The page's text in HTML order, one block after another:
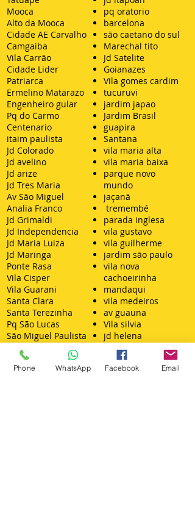
Mooca
Alto da Mooca
Cidade AE Carvalho
Camgaiba
Vila Carrão
Cidade Lider
Patriarca
Ermelino Matarazo
Engenheiro gular
Pq do Carmo
Centenario
itaim paulista
Jd Colorado
Jd avelino
Jd arize
Jd Tres Maria
Av São Miguel
Analia Franco
Jd Grimaldi
Jd Independencia
Jd Maria Luiza
Jd Maringa
Ponte Rasa
Vila Cisper
Vila Guarani
Santa Clara
Santa Terezinha
Pq São Lucas
São Miguel Paulista
Casa Verde
vila augusta
cursino
pq oratorio
barcelona
são caetano do sul
Marechal tito
Jd Satelite
Goianazes
Vila gomes cardim
tucuruvi
jardim japao
Jardim Brasil
guapira
Santana
vila maria alta
vila maria baixa
parque novo
mundo
jaçanã
tremembé
parada inglesa
vila gustavo
vila guilherme
jardim são paulo
vila nova
cachoeirinha
mandaqui
vila medeiros
av guauna
Vila silvia
jd helena
ataliba leonel
Guarulhos
Jd Santo André
Phone WhatsApp Facebook Email